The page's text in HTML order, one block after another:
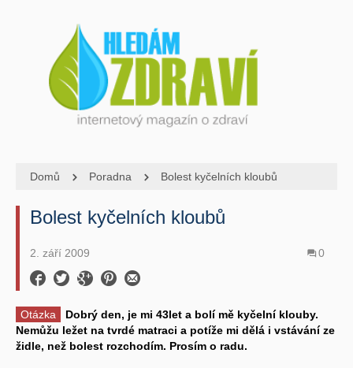
Domů Poradna Bolest kyčelních kloubů
Bolest kyčelních kloubů
2. září 2009 0
Otázka
Dobrý den, je mi 43let a bolí mě kyčelní klouby.
Nemůžu ležet na tvrdé matraci a potíže mi dělá i vstávání ze
židle, než bolest rozchodím. Prosím o radu.